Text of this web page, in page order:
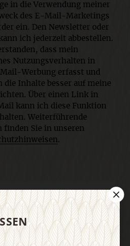
in die Verwendung meiner
des E-Mail-Marketings
ein. Den Newsletter oder
ich jederzeit abbestellen.
dass mein
Nutzungsverhalten in
Werbung erfasst und
die Inhalte besser auf meine
Über einen Link in
kann ich diese Funktion
Weiterführende
Sie in unseren
.
Jetzt anmelden